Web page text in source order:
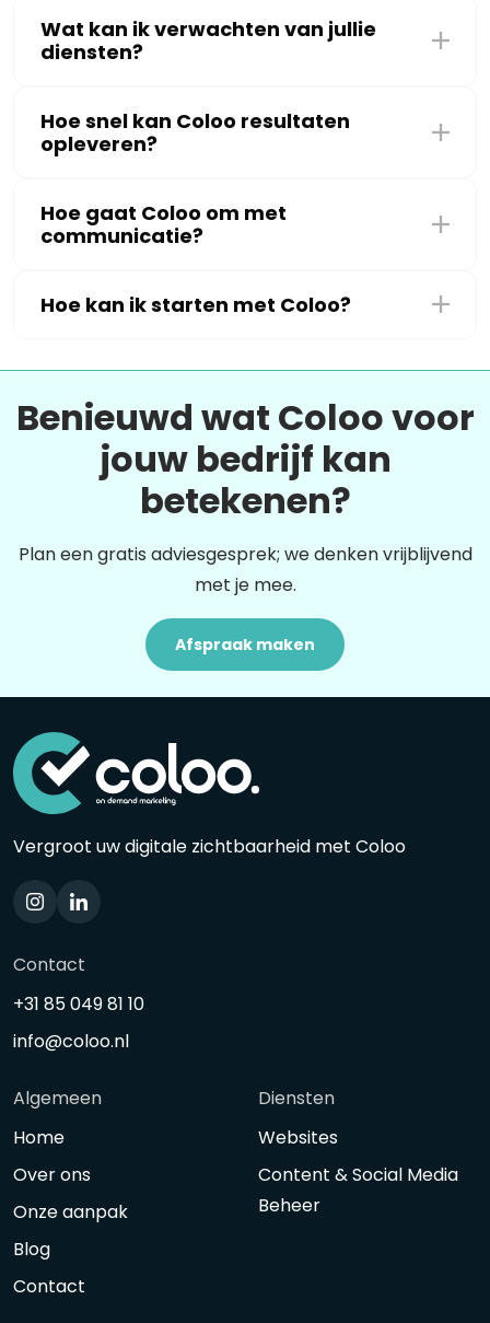
Wat kan ik verwachten van jullie
diensten?
Hoe snel kan Coloo resultaten
opleveren?
Hoe gaat Coloo om met
communicatie?
Hoe kan ik starten met Coloo?
Benieuwd wat Coloo voor
jouw bedrijf kan
betekenen?
Plan een gratis adviesgesprek; we denken vrijblijvend
met je mee.
Afspraak maken
Vergroot uw digitale zichtbaarheid met Coloo
Contact
+31 85 049 81 10
info@coloo.nl
Algemeen
Home
Over ons
Onze aanpak
Blog
Contact
Diensten
Websites
Content & Social Media
Beheer